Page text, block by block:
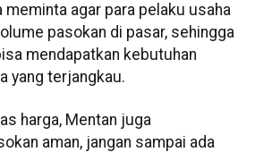
meminta agar para pelaku usaha
pasokan di pasar, sehingga
mendapatkan kebutuhan
yang terjangkau.
harga, Mentan juga
aman, jangan sampai ada